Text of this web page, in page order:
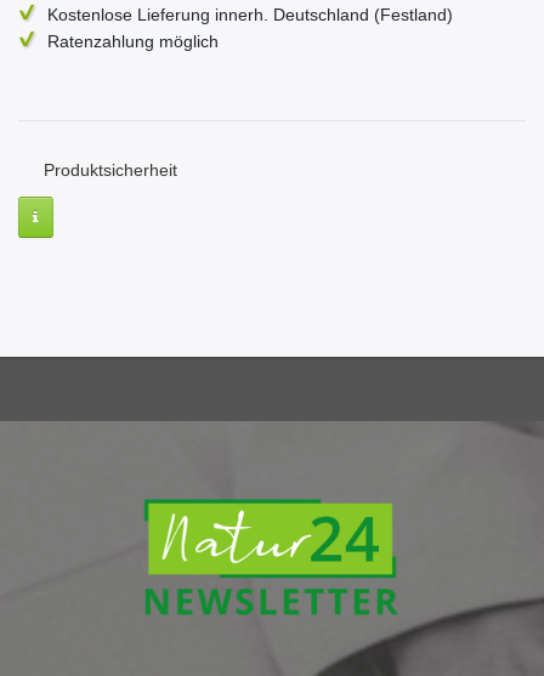
Kostenlose Lieferung innerh. Deutschland (Festland)
Ratenzahlung möglich
Produktsicherheit